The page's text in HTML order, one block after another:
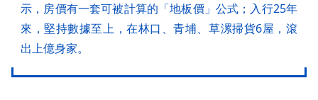
示，房價有一套可被計算的「地板價」公式；入行25年
來，堅持數據至上，在林口、青埔、草漯掃貨6屋，滾
出上億身家。